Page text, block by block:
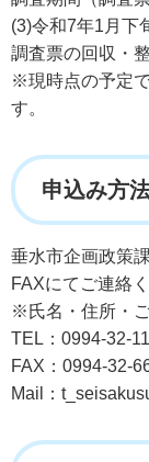
(3)令和7年1月下
調査票の回収・
※現時点の予定
す。
申込み方
垂水市企画政策
FAXにてご連絡く
※氏名・住所・
TEL：0994-32-
FAX：0994-32-
Mail：